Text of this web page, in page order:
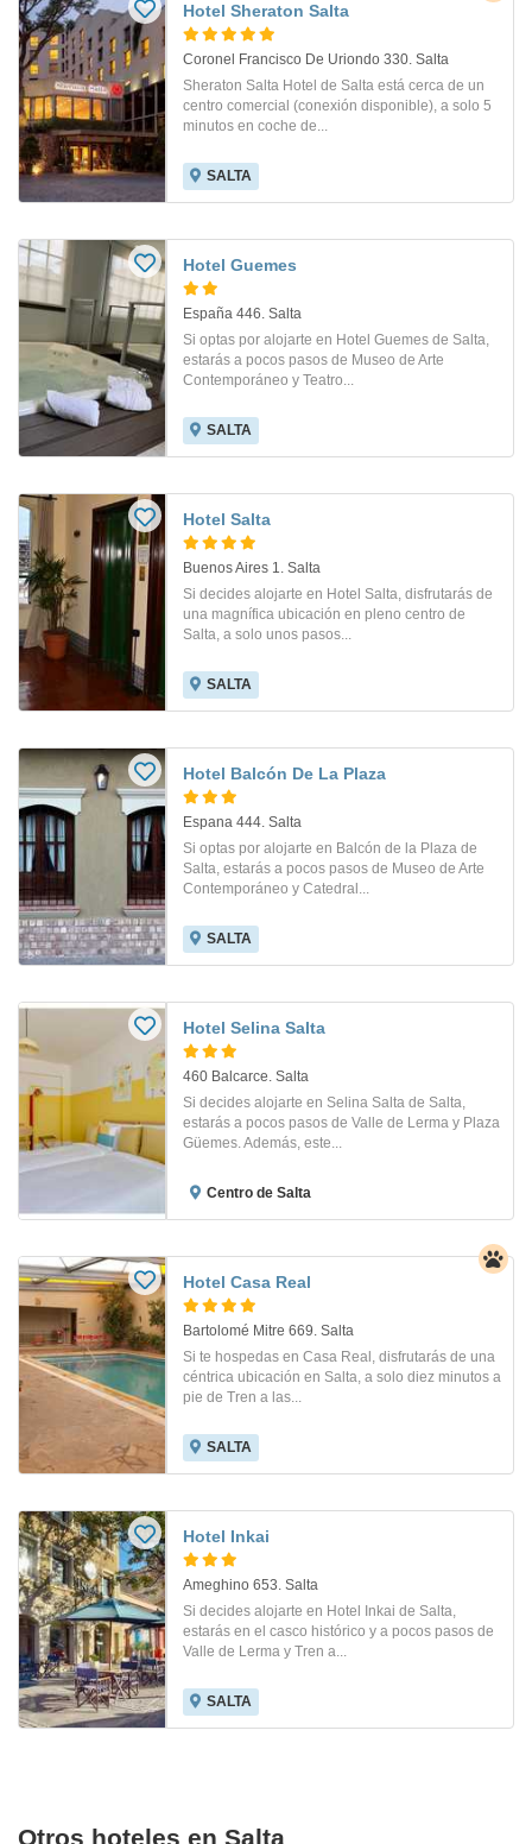
Hotel Sheraton Salta
Coronel Francisco De Uriondo 330. Salta
Sheraton Salta Hotel de Salta está cerca de un
centro comercial (conexión disponible), a solo 5
minutos en coche de...
SALTA
Hotel Guemes
España 446. Salta
Si optas por alojarte en Hotel Guemes de Salta,
estarás a pocos pasos de Museo de Arte
Contemporáneo y Teatro...
SALTA
Hotel Salta
Buenos Aires 1. Salta
Si decides alojarte en Hotel Salta, disfrutarás de
una magnífica ubicación en pleno centro de
Salta, a solo unos pasos...
SALTA
Hotel Balcón De La Plaza
Espana 444. Salta
Si optas por alojarte en Balcón de la Plaza de
Salta, estarás a pocos pasos de Museo de Arte
Contemporáneo y Catedral...
SALTA
Hotel Selina Salta
460 Balcarce. Salta
Si decides alojarte en Selina Salta de Salta,
estarás a pocos pasos de Valle de Lerma y Plaza
Güemes. Además, este...
Centro de Salta
Hotel Casa Real
Bartolomé Mitre 669. Salta
Si te hospedas en Casa Real, disfrutarás de una
céntrica ubicación en Salta, a solo diez minutos a
pie de Tren a las...
SALTA
Hotel Inkai
Ameghino 653. Salta
Si decides alojarte en Hotel Inkai de Salta,
estarás en el casco histórico y a pocos pasos de
Valle de Lerma y Tren a...
SALTA
Otros hoteles en Salta